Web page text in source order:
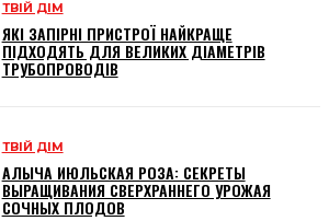
ТВІЙ ДІМ
ЯКІ ЗАПІРНІ ПРИСТРОЇ НАЙКРАЩЕ
ПІДХОДЯТЬ ДЛЯ ВЕЛИКИХ ДІАМЕТРІВ
ТРУБОПРОВОДІВ
ТВІЙ ДІМ
АЛЫЧА ИЮЛЬСКАЯ РОЗА: СЕКРЕТЫ
ВЫРАЩИВАНИЯ СВЕРХРАННЕГО УРОЖАЯ
СОЧНЫХ ПЛОДОВ